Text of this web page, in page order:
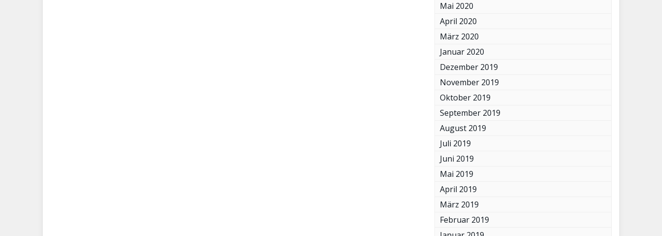
Mai 2020
April 2020
März 2020
Januar 2020
Dezember 2019
November 2019
Oktober 2019
September 2019
August 2019
Juli 2019
Juni 2019
Mai 2019
April 2019
März 2019
Februar 2019